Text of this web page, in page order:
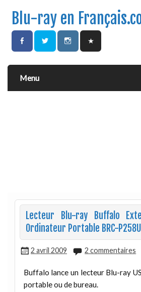
Blu-ray en
Menu
Lecteur Blu-ray Buffalo
Ordinateur Portable BRC-
2 avril 2009 2 commentaires
Buffalo lance un lecteur Blu-ray
portable ou de bureau.